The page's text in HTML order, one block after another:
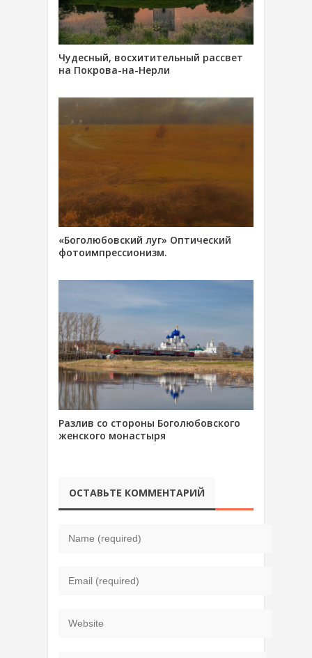
Чудесный, восхитительный рассвет
на Покрова-на-Нерли
«Боголюбовский луг» Оптический
фотоимпрессионизм.
Разлив со стороны Боголюбовского
женского монастыря
ОСТАВЬТЕ КОММЕНТАРИЙ